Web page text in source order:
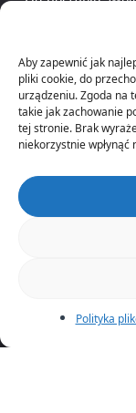
Aby zapewnić jak
pliki cookie, do
urządzeniu. Zgoda na
takie jak zachowanie
tej stronie. Brak
niekorzystnie
Polityka
dostarczaniem
przedsiębiorstw
Adres
KLL
ul. Warszawska
REGON:240 82